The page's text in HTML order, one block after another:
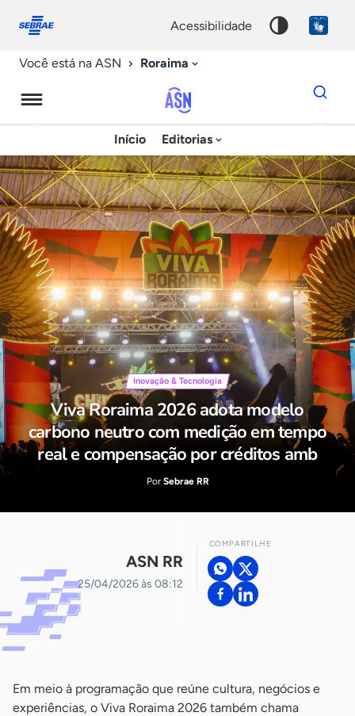
conosco
acessibilidade
Você está na ASN Roraima
Agência
Sebrae
de
Notícias
Início Editorias
Dados
para
chave
Inovação & Tecnologia
Viva Roraima 2026 adota modelo
carbono neutro com medição em tempo
real e compensação por créditos amb
Por Sebrae RR
ASN RR
25/04/2026 às 08:12
COMPARTILHE
-
Em meio à programação que reúne cultura, negócios e
experiências, o Viva Roraima 2026 também chama